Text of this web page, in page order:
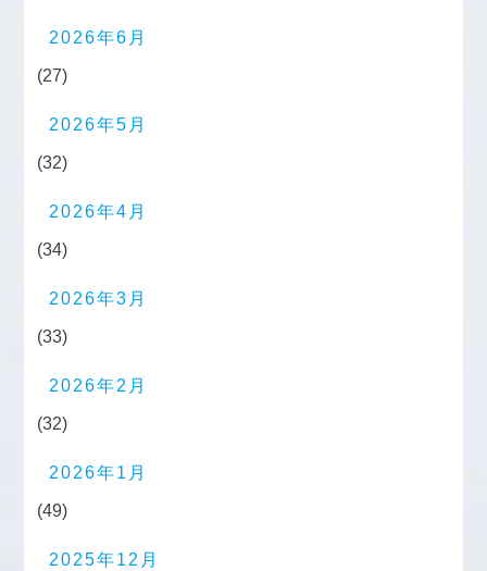
2026年6月
(27)
2026年5月
(32)
2026年4月
(34)
2026年3月
(33)
2026年2月
(32)
2026年1月
(49)
2025年12月